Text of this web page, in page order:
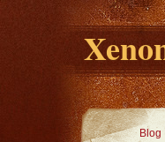
Blog